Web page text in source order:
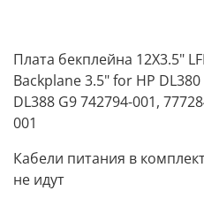
Плата бекплейна 12X3.5"
Backplane 3.5" for HP DL380
DL388 G9 742794-001,
001
Кабели питания в
не идут